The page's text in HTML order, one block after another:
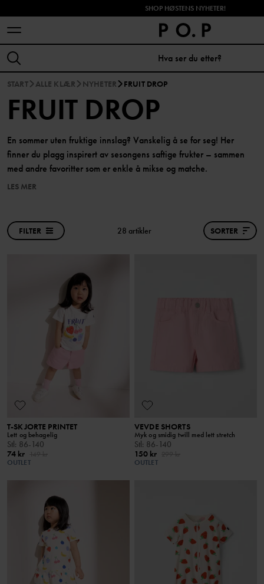
SHOP HØSTENS NYHETER!
START ALLE KLÆR NYHETER FRUIT DROP
FRUIT DROP
En sommer uten fruktige innslag? Vanskelig å se for seg! Her
finner du plagg inspirert av sesongens saftige frukter – sammen
med andre favoritter som er enkle å mikse og matche.
LES MER
FILTER 28 artikler SORTER
T-SKJORTE PRINTET
Lett og behagelig
Stl : 86-140
74 kr
OUTLET
VEVDE SHORTS
Myk og smidig twill med lett stretch
Stl : 86-140
150 kr
OUTLET